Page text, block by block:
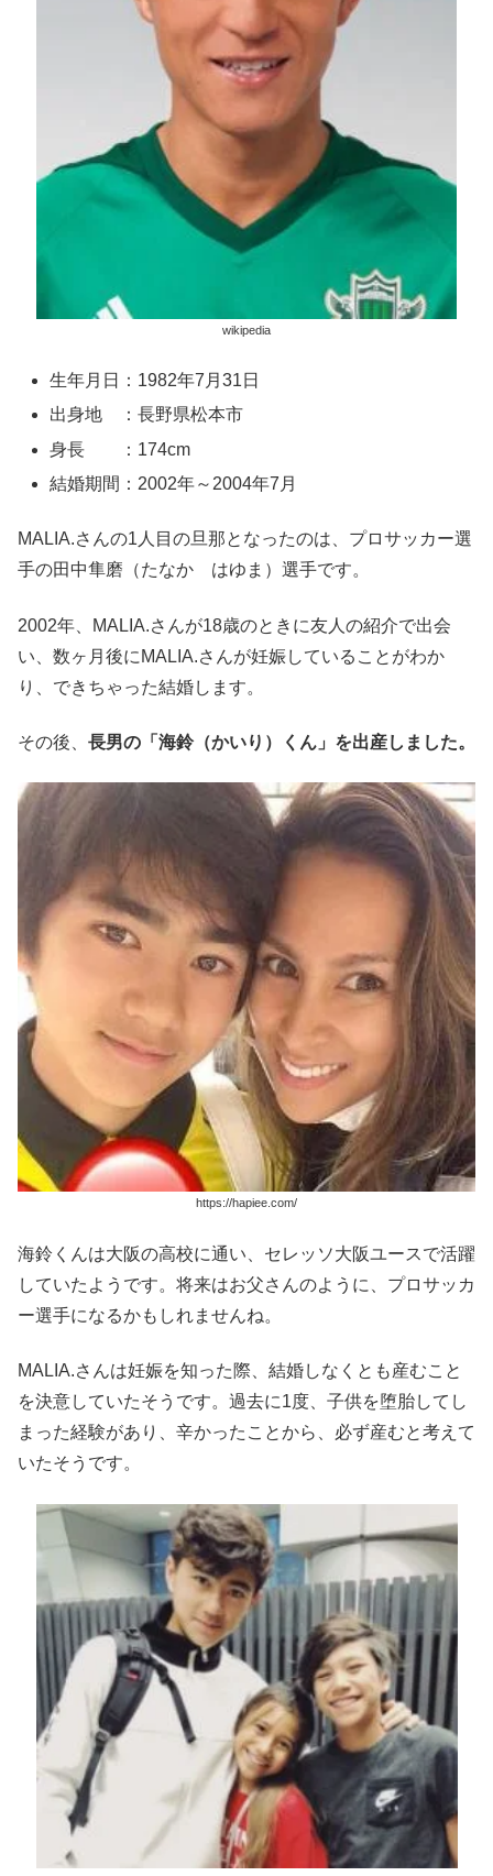
wikipedia
生年月日：1982年7月31日
出身地 ：長野県松本市
身長 ：174cm
結婚期間：2002年～2004年7月
MALIA.さんの1人目の旦那となったのは、プロサッカー選
手の田中隼磨（たなか はゆま）選手です。
2002年、MALIA.さんが18歳のときに友人の紹介で出会
い、数ヶ月後にMALIA.さんが妊娠していることがわか
り、できちゃった結婚します。
その後、 長男の「海鈴（かいり）くん」を出産しました。
https://hapiee.com/
海鈴くんは大阪の高校に通い、セレッソ大阪ユースで活躍
していたようです。将来はお父さんのように、プロサッカ
ー選手になるかもしれませんね。
MALIA.さんは妊娠を知った際、結婚しなくとも産むこと
を決意していたそうです。過去に1度、子供を堕胎してし
まった経験があり、辛かったことから、必ず産むと考えて
いたそうです。